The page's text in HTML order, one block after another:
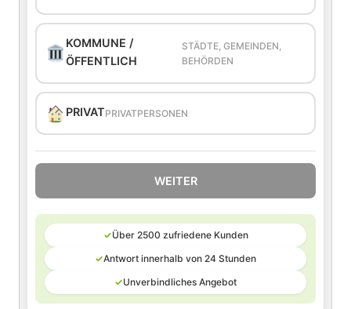
KOMMUNE /
ÖFFENTLICH
STÄDTE, GEMEINDEN,
BEHÖRDEN
PRIVATPRIVATPERSONEN
WEITER
✓Über 2500 zufriedene Kunden
✓Antwort innerhalb von 24 Stunden
✓Unverbindliches Angebot